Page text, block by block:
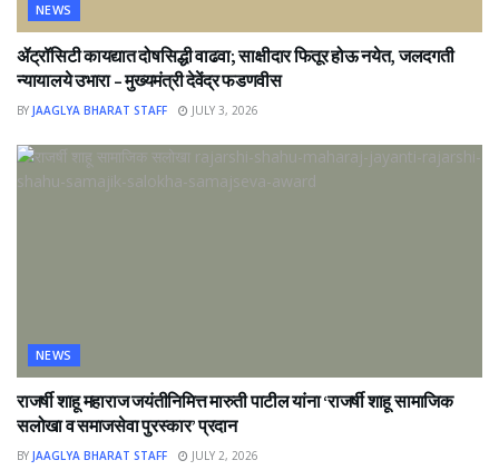
NEWS
ॲट्रॉसिटी कायद्यात दोषसिद्धी वाढवा; साक्षीदार फितूर होऊ नयेत, जलदगती
न्यायालये उभारा – मुख्यमंत्री देवेंद्र फडणवीस
BY JAAGLYA BHARAT STAFF JULY 3, 2026
NEWS
राजर्षी शाहू महाराज जयंतीनिमित्त मारुती पाटील यांना ‘राजर्षी शाहू सामाजिक
सलोखा व समाजसेवा पुरस्कार’ प्रदान
BY JAAGLYA BHARAT STAFF JULY 2, 2026